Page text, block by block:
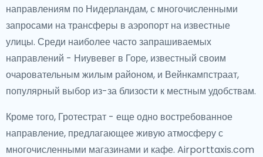
направлениям по Нидерландам, с многочисленными
запросами на трансферы в аэропорт на известные
улицы. Среди наиболее часто запрашиваемых
направлений - Ниувевег в Горе, известный своим
очаровательным жилым районом, и Вейнкампстраат,
популярный выбор из-за близости к местным удобствам.
Кроме того, Гротестрат - еще одно востребованное
направление, предлагающее живую атмосферу с
многочисленными магазинами и кафе. Airporttaxis.com